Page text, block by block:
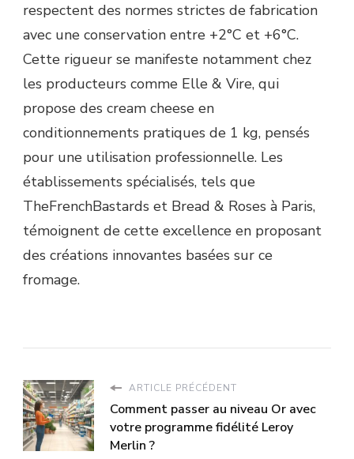
respectent des normes strictes de fabrication
avec une conservation entre +2°C et +6°C.
Cette rigueur se manifeste notamment chez
les producteurs comme Elle & Vire, qui
propose des cream cheese en
conditionnements pratiques de 1 kg, pensés
pour une utilisation professionnelle. Les
établissements spécialisés, tels que
TheFrenchBastards et Bread & Roses à Paris,
témoignent de cette excellence en proposant
des créations innovantes basées sur ce
fromage.
ARTICLE PRÉCÉDENT
Comment passer au niveau Or avec
votre programme fidélité Leroy
Merlin ?